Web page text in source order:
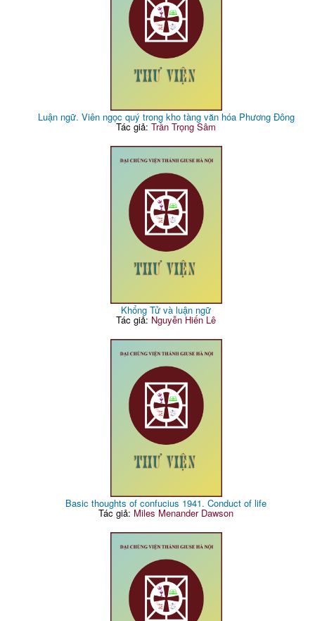
Luận ngữ. Viên ngọc quý trong kho tàng văn hóa Phương Đông
Tác giả:Trần Trọng Sâm
Khổng Tử và luận ngữ
Tác giả: Nguyễn Hiến Lê
Basic thoughts of confucius 1941. Conduct of life
Tác giả: Miles Menander Dawson